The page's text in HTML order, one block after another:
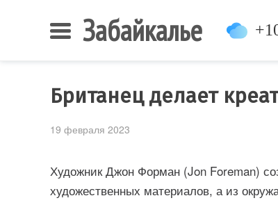
Забайкалье
Британец делает
19 февраля 2023
Художник Джон Форман (Jon Foreman)
художественных материалов, а из